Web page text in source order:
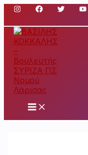
Μετάβαση
περιεχόμενο
Main